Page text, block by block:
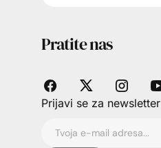
Pratite nas
Prijavi se za newsletter